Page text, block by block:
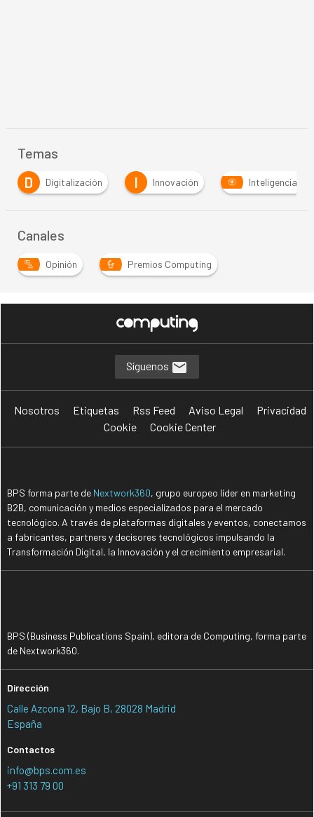
Temas
D
Digitalización I Innovación Inteligencia
Canales
Opinión Premios Computing
Síguenos
Nosotros Etiquetas Rss Feed Aviso Legal
Privacidad
Cookie
Cookie Center
BPS forma parte de Nextwork360, grupo europeo líder en marketing
B2B, comunicación y medios especializados para el mercado
tecnológico. A través de plataformas digitales y eventos, conectamos
a fabricantes, partners y decisores tecnológicos impulsando la
Transformación Digital, la Innovación y el crecimiento empresarial.
BPS (Business Publications Spain), editora de Computing, forma parte
de Nextwork360.
Dirección
Calle Azcona 12, Bajo B, 28028 Madrid
España
Contactos
info@bps.com.es
+91 313 79 00